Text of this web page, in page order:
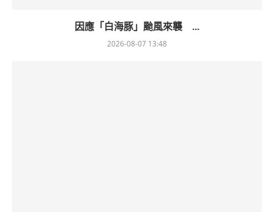
因應「白海豚」颱風來襲 ...
2026-08-07 13:48